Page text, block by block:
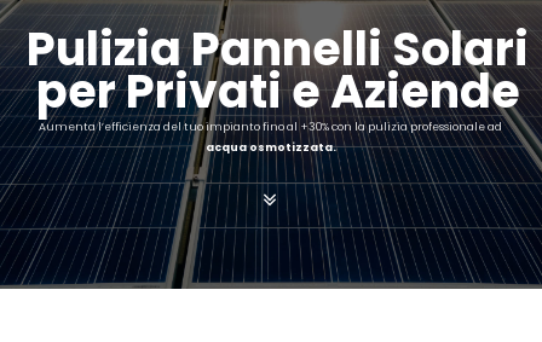
Pulizia Pannelli Solari
per Privati e Aziende
Aumenta l’efficienza del tuo impianto fino al +30% con la pulizia professionale ad
acqua osmotizzata.